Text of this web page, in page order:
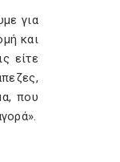
για
και
είτε
που